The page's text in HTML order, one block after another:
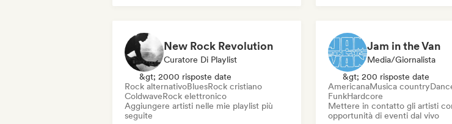
New Rock Revolution
Curatore Di Playlist
&gt; 2000 risposte date
Rock alternativoBluesRock cristiano
ColdwaveRock elettronico
Aggiungere artisti nelle mie playlist più
seguite
Jam in the Van
Media/Giornalista
&gt; 200 risposte date
AmericanaMusica country
FunkHardcore
Mettere in contatto gli artisti
opportunità di eventi dal vivo